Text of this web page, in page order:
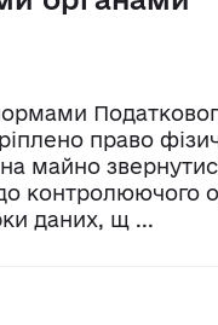
право
майно
контролюючого
даних, щ ...